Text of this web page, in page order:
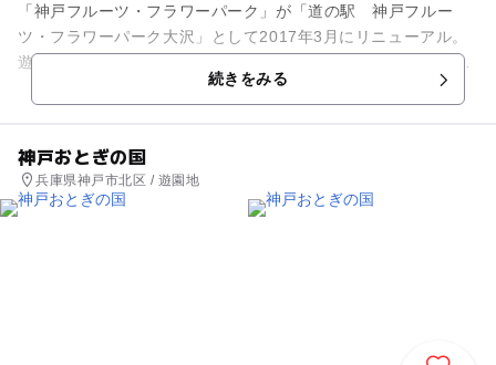
「神戸フルーツ・フラワーパーク」が「道の駅 神戸フルー
ツ・フラワーパーク大沢」として2017年3月にリニューアル。
遊園地やプール、モンキーズ劇場、ドックランに加え、BBQ会
場やフルーツ狩り、季節...続きをみる
神戸おとぎの国
兵庫県神戸市北区 / 遊園地